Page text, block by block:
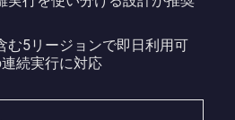
む5リージョンで即日利用可
続実行に対応